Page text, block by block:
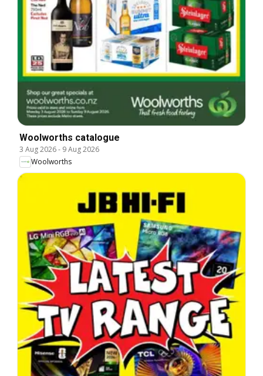
Woolworths catalogue
3 Aug 2026- 9 Aug 2026
Woolworths